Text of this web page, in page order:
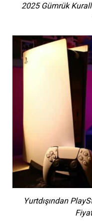
2025 Gümrük
Yurtdışından